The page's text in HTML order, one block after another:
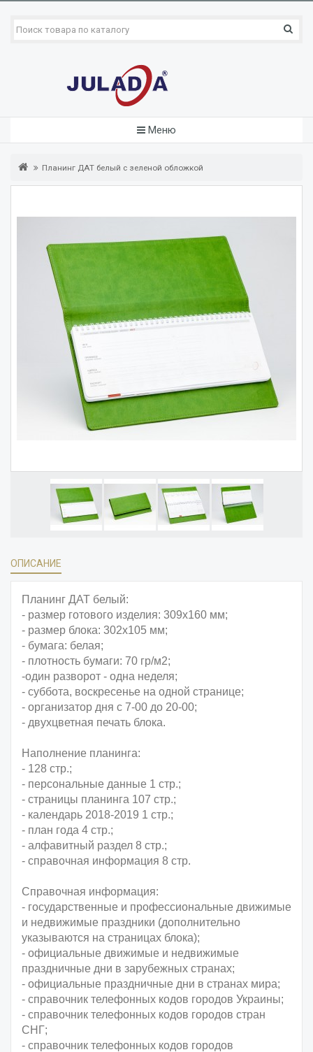
Меню
Планинг ДАТ белый с зеленой обложкой
ОПИСАНИЕ
Планинг ДАТ белый:
- размер готового изделия: 309x160 мм;
- размер блока: 302х105 мм;
- бумага: белая;
- плотность бумаги: 70 гр/м2;
-один разворот - одна неделя;
- суббота, воскресенье на одной странице;
- организатор дня с 7-00 до 20-00;
- двухцветная печать блока.
Наполнение планинга:
- 128 стр.;
- персональные данные 1 стр.;
- страницы планинга 107 стр.;
- календарь 2018-2019 1 стр.;
- план года 4 стр.;
- алфавитный раздел 8 стр.;
- справочная информация 8 стр.
Справочная информация:
- государственные и профессиональные движимые
и недвижимые праздники (дополнительно
указываются на страницах блока);
- официальные движимые и недвижимые
праздничные дни в зарубежных странах;
- официальные праздничные дни в странах мира;
- справочник телефонных кодов городов Украины;
- справочник телефонных кодов городов стран
СНГ;
- справочник телефонных кодов городов